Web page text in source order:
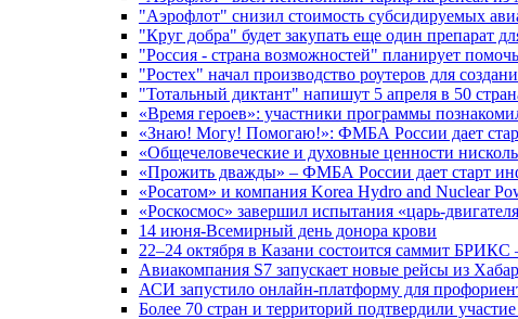
"Аэрофлот" снизил стоимость субсидируемых
"Круг добра" будет закупать еще один препарат
"Россия - страна возможностей" планирует
"Ростех" начал производство роутеров для
"Тотальный диктант" напишут 5 апреля в 50
«Время героев»: участники программы
«Знаю! Могу! Помогаю!»: ФМБА России дает
«Общечеловеческие и духовные ценности
«Прожить дважды» – ФМБА России дает старт
«Росатом» и компания Korea Hydro and Nuclear
«Роскосмос» завершил испытания «царь-
14 июня-Всемирный день донора крови
22–24 октября в Казани состоится саммит БРИКС
Авиакомпания S7 запускает новые рейсы из
АСИ запустило онлайн-платформу для
Более 70 стран и территорий подтвердили